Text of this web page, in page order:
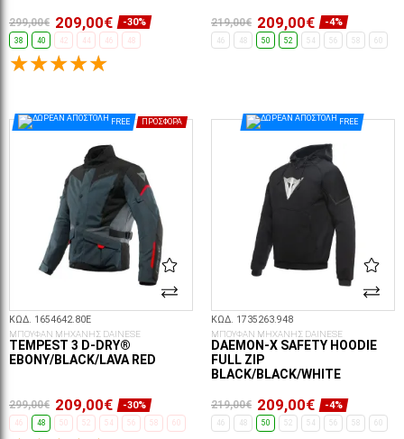
299,00€ 209,00€ -30%
38 40 42 44 46 48
219,00€ 209,00€ -4%
46 48 50 52 54 56 58 60
FREE ΠΡΟΣΦΟΡΆ
ΚΩΔ. 1654642.80E
ΜΠΟΥΦΑΝ ΜΗΧΑΝΗΣ DAINESE
TEMPEST 3 D-DRY®
EBONY/BLACK/LAVA RED
299,00€ 209,00€ -30%
46 48 50 52 54 56 58 60
FREE
ΚΩΔ. 1735263.948
ΜΠΟΥΦΑΝ ΜΗΧΑΝΗΣ DAINESE
DAEMON-X SAFETY HOODIE
FULL ZIP
BLACK/BLACK/WHITE
219,00€ 209,00€ -4%
46 48 50 52 54 56 58 60